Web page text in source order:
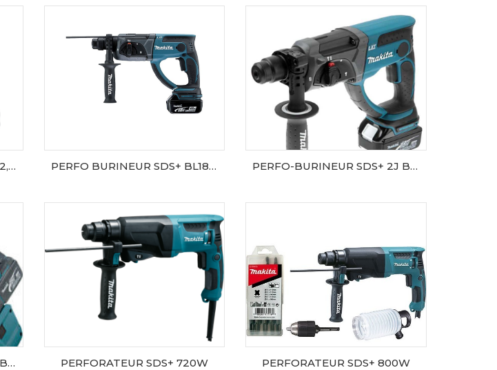
PERFOBURINEURSDS+36V-2,6A-LIx2 PERFO BURINEUR SDS+ BL1840x2 2J MAKPAC PERFO-BURINEUR SDS+ 2J BL1850x2+DC18RC+Makpac
PERFO-BURINEUR SDS+ 2J BL1850x2+ASPIRATEUR PERFORATEUR SDS+ 720W PERFORATEUR SDS+ 800W